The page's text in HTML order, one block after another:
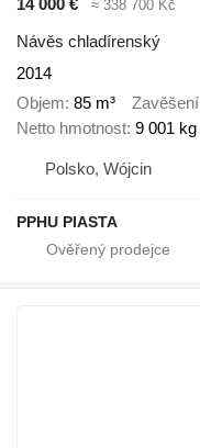
≈ 338 700 Kč
Návěs chladírenský
2014
Objem 85 m³ Zavěšení
Netto hmotnost 9 001 kg
Polsko, Wójcin
PPHU PIASTA